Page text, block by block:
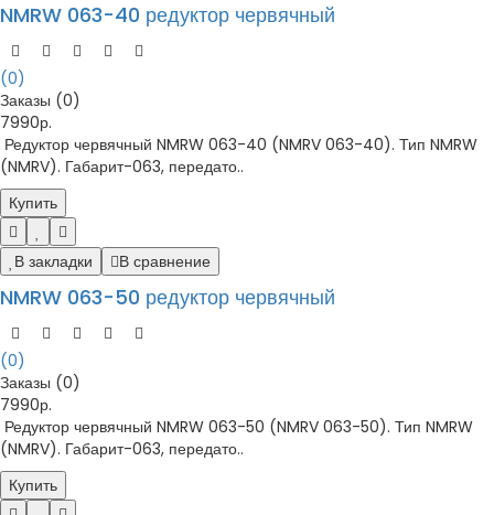
NMRW 063-40 редуктор червячный
(0)
Заказы (0)
7990р.
Редуктор червячный NMRW 063-40 (NMRV 063-40). Тип NMRW
(NMRV). Габарит-063, передато..
Купить
В закладки В сравнение
NMRW 063-50 редуктор червячный
(0)
Заказы (0)
7990р.
Редуктор червячный NMRW 063-50 (NMRV 063-50). Тип NMRW
(NMRV). Габарит-063, передато..
Купить